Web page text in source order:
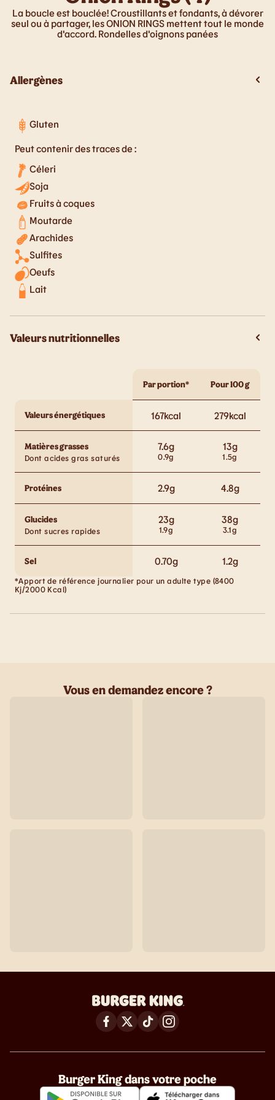
La boucle est bouclée! Croustillants et fondants, à dévorer
seul ou à partager, les ONION RINGS mettent tout le monde
d'accord. Rondelles d'oignons panées
Allergènes
Gluten
Peut contenir des traces de :
Céleri
Soja
Fruits à coques
Moutarde
Arachides
Sulfites
Oeufs
Lait
Valeurs nutritionnelles
Par portion* Pour 100 g
Valeurs énergétiques 167kcal 279kcal
Matières grasses 7.6g 13g
Dont acides gras saturés 0.9g 1.5g
Protéines 2.9g 4.8g
Glucides 23g 38g
Dont sucres rapides 1.9g 3.1g
Sel 0.70g 1.2g
*Apport de référence journalier pour un adulte type (8400
Kj/2000 Kcal)
Vous en demandez encore ?
Burger King dans votre poche